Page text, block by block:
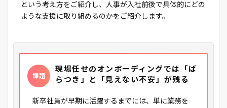
という考え方をご紹介し、人事が入社前後で具体的にどの
ような支援に取り組めるのかをご紹介します。
課題
現場任せのオンボーディングでは「ば
らつき」と「見えない不安」が残る
新卒社員が早期に活躍するまでには、単に業務を